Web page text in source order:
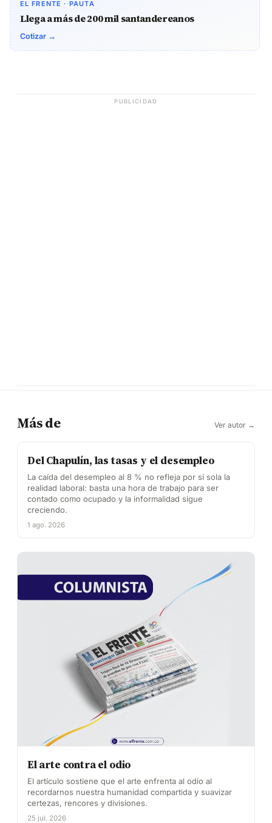
EL FRENTE · PAUTA
Llega a más de 200 mil santandereanos
Cotizar →
PUBLICIDAD
Más de Ver autor →
Del Chapulín, las tasas y el desempleo
La caída del desempleo al 8 % no refleja por sí sola la
realidad laboral: basta una hora de trabajo para ser
contado como ocupado y la informalidad sigue
creciendo.
1 ago. 2026
El arte contra el odio
El artículo sostiene que el arte enfrenta al odio al
recordarnos nuestra humanidad compartida y suavizar
certezas, rencores y divisiones.
25 jul. 2026